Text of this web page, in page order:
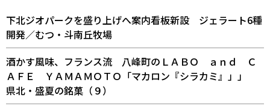
下北ジオパークを盛り上げへ案内看板新設 ジェラート6種
開発／むつ・斗南丘牧場
酒かす風味、フランス流 八峰町のＬＡＢＯ ａｎｄ Ｃ
ＡＦＥ ＹＡＭＡＭＯＴＯ「マカロン『シラカミ』」」
県北・盛夏の銘菓（９）